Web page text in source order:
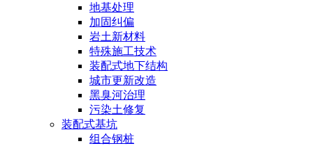
地基处理
加固纠偏
岩土新材料
特殊施工技术
装配式地下结构
城市更新改造
黑臭河治理
污染土修复
装配式基坑
组合钢桩